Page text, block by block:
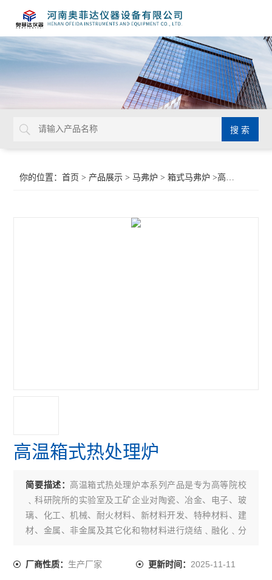
你的位置：首页 > 产品展示 >马弗炉 >箱式马弗炉 >高温箱式热处理炉
高温箱式热处理炉
简要描述： 高温箱式热处理炉本系列产品是专为高等院校
﹑科研院所的实验室及工矿企业对陶瓷、冶金、电子、玻
璃、化工、机械、耐火材料、新材料开发、特种材料、建
材、金属、非金属及其它化和物材料进行烧结﹑融化﹑分
厂商性质： 生产厂家 更新时间： 2025-11-11